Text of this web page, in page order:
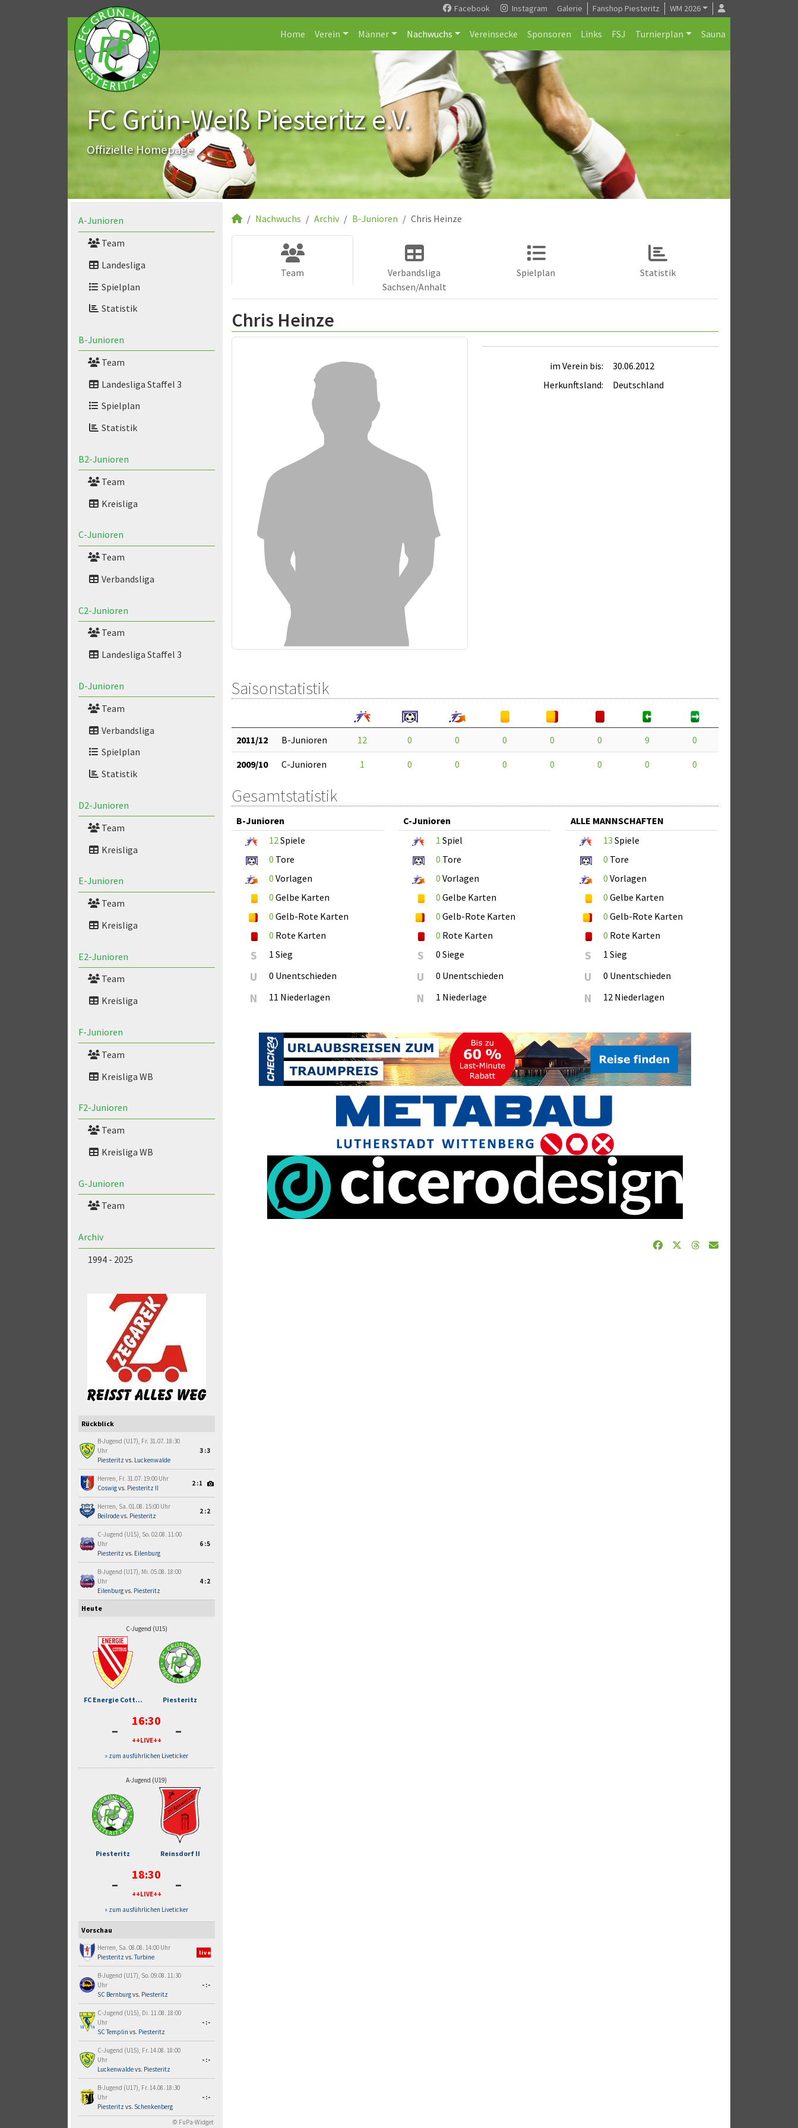
Facebook Instagram Galerie Fanshop Piesteritz WM 2026
Home Verein Männer Nachwuchs Vereinsecke Sponsoren Links FSJ Turnierplan Sauna
FC Grün-Weiß Piesteritz e.V.
Offizielle Homepage
A-Junioren
Team
Landesliga
Spielplan
Statistik
B-Junioren
Team
Landesliga Staffel 3
Spielplan
Statistik
B2-Junioren
Team
Kreisliga
C-Junioren
Team
Verbandsliga
C2-Junioren
Team
Landesliga Staffel 3
D-Junioren
Team
Verbandsliga
Spielplan
Statistik
D2-Junioren
Team
Kreisliga
E-Junioren
Team
Kreisliga
E2-Junioren
Team
Kreisliga
F-Junioren
Team
Kreisliga WB
F2-Junioren
Team
Kreisliga WB
G-Junioren
Team
Archiv
1994 - 2025
Rückblick
B-Jugend (U17), Fr. 31.07. 18:30
Uhr
Piesteritz vs. Luckenwalde
3:3
Herren, Fr. 31.07. 19:00 Uhr
Coswigvs. Piesteritz II
2:1
Herren, Sa. 01.08. 15:00 Uhr
Beilrodevs. Piesteritz
2:2
C-Jugend (U15), So. 02.08. 11:00
Uhr
Piesteritz vs. Eilenburg
6:5
B-Jugend (U17), Mi. 05.08. 18:00
Uhr
Eilenburgvs. Piesteritz
4:2
Heute
C-Jugend (U15)
FC Energie Cott... Piesteritz
- 16:30
++LIVE++ -
» zum ausführlichen Liveticker
A-Jugend (U19)
Piesteritz Reinsdorf II
- 18:30
++LIVE++ -
» zum ausführlichen Liveticker
Vorschau
Herren, Sa. 08.08. 14:00 Uhr
Piesteritz vs.Turbine
live
B-Jugend (U17), So. 09.08. 11:30
Uhr
SC Bernburgvs. Piesteritz
-:-
C-Jugend (U15), Di. 11.08. 18:00
Uhr
SC Templin vs. Piesteritz
-:-
C-Jugend (U15), Fr. 14.08. 18:00
Uhr
Luckenwaldevs. Piesteritz
-:-
B-Jugend (U17), Fr. 14.08. 18:30
Uhr
Piesteritz vs. Schenkenberg
-:-
© FuPa-Widget
Nachwuchs Archiv B-Junioren Chris Heinze
Team
Verbandsliga
Sachsen/Anhalt
Spielplan Statistik
Chris Heinze
im Verein bis:
30.06.2012
Herkunftsland:
Deutschland
Saisonstatistik
2011/12 B-Junioren 12 0 0 0 0 0 9 0
2009/10 C-Junioren 1 0 0 0 0 0 0 0
Gesamtstatistik
B-Junioren
12 Spiele
0 Tore
0 Vorlagen
0 Gelbe Karten
0 Gelb-Rote Karten
0 Rote Karten
S 1 Sieg
U 0 Unentschieden
N 11 Niederlagen
C-Junioren
1 Spiel
0 Tore
0 Vorlagen
0 Gelbe Karten
0 Gelb-Rote Karten
0 Rote Karten
S 0 Siege
U 0 Unentschieden
N 1 Niederlage
ALLE MANNSCHAFTEN
13 Spiele
0 Tore
0 Vorlagen
0 Gelbe Karten
0 Gelb-Rote Karten
0 Rote Karten
S 1 Sieg
U 0 Unentschieden
N 12 Niederlagen